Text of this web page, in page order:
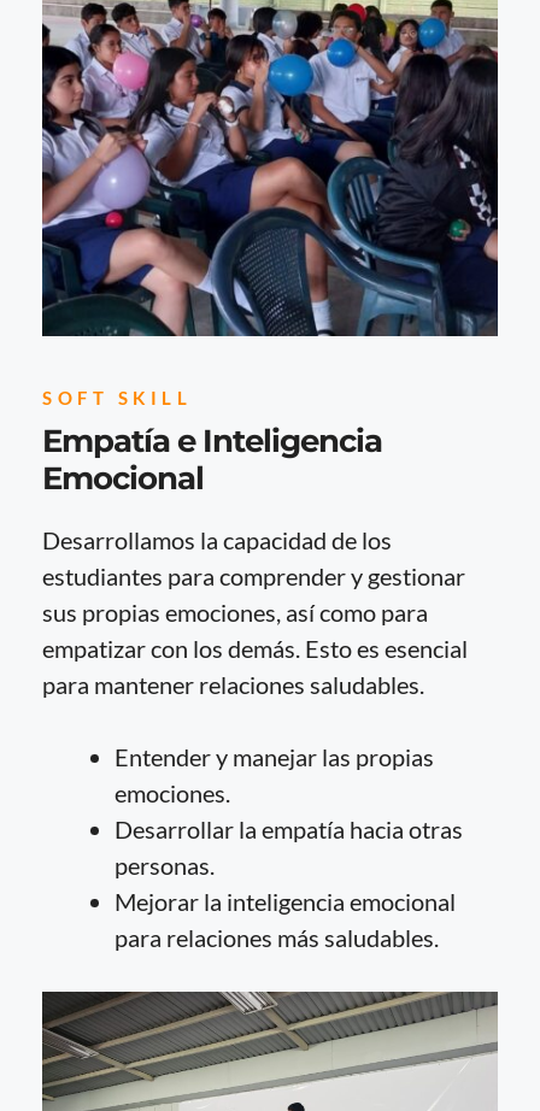
SOFT SKILL
Empatía e Inteligencia
Emocional
Desarrollamos la capacidad de los
estudiantes para comprender y gestionar
sus propias emociones, así como para
empatizar con los demás. Esto es esencial
para mantener relaciones saludables.
Entender y manejar las propias
emociones.
Desarrollar la empatía hacia otras
personas.
Mejorar la inteligencia emocional
para relaciones más saludables.